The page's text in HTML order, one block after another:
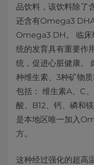
品饮料，该饮料除了
还含有Omega3
Omega3 DH。 临床
统的发育具有重要作
统，促进心脏健康。
种维生素、3种矿物
包括： 维生素A、C
酸、B12、钙、磷和
是本地区唯一加入
方。
这种经过强化的超高